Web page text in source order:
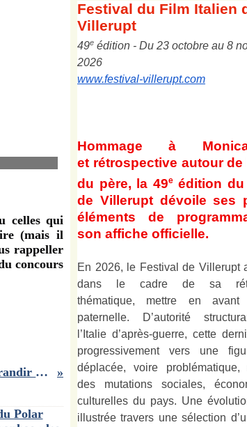
celles qui
(mais il
rappeller
concours
Jack, l'enfant berlinois obligé de grandir trop vite..
Festival du Film Italien
Villerupt
49e édition - Du 23 octobre au 8
2026
www.festival-villerupt.com
Hommage à
et rétrospective autour de
du père, la 49e édition du
de Villerupt dévoile ses
éléments de
son affiche officielle.
En 2026, le Festival de Villerupt
dans le cadre de sa
thématique, mettre en
paternelle. D’autorité
l’Italie d’après-guerre, cette
progressivement vers une
déplacée, voire problématique,
des mutations sociales,
culturelles du pays. Une
illustrée travers une sélection